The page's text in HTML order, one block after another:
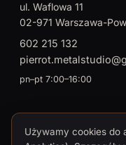
ul. Waflowa 11
02-971 Warszawa-
602 215 132
pn–pt 7:00–16:00
© 2026 PIERROT Metal
Używamy cookies do